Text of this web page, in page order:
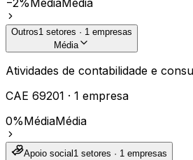
Outros1 setores · 1 empresas
Média
Atividades de contabilidade e
CAE 69201 · 1 empresa
0%MédiaMédia
Apoio social 1 setores · 1 empresas